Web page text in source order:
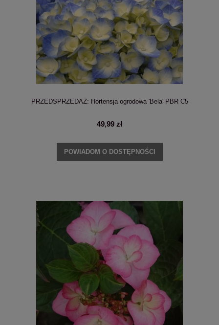
PRZEDSPRZEDAŻ: Hortensja ogrodowa 'Bela' PBR C5
49,99 zł
POWIADOM O DOSTĘPNOŚCI